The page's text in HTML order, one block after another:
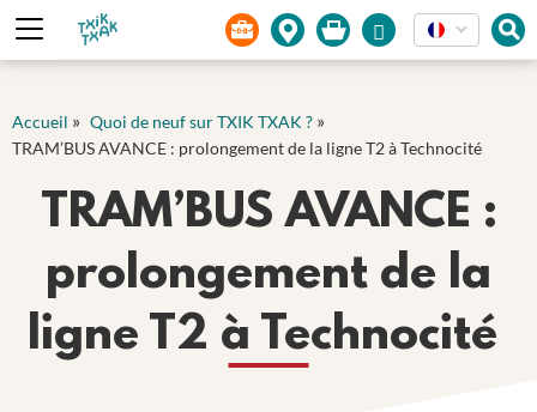
Panneau de gestion des cookies
Accueil » Quoi de neuf sur TXIK TXAK ? »
TRAM’BUS AVANCE : prolongement de la ligne T2 à Technocité
TRAM’BUS AVANCE :
prolongement de la
ligne T2 à Technocité